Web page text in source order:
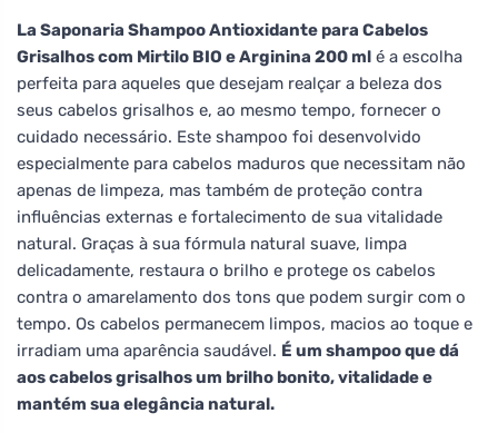
La Saponaria Shampoo Antioxidante para Cabelos
Grisalhos com Mirtilo BIO e Arginina 200 ml é a escolha
perfeita para aqueles que desejam realçar a beleza dos
seus cabelos grisalhos e, ao mesmo tempo, fornecer o
cuidado necessário. Este shampoo foi desenvolvido
especialmente para cabelos maduros que necessitam não
apenas de limpeza, mas também de proteção contra
influências externas e fortalecimento de sua vitalidade
natural. Graças à sua fórmula natural suave, limpa
delicadamente, restaura o brilho e protege os cabelos
contra o amarelamento dos tons que podem surgir com o
tempo. Os cabelos permanecem limpos, macios ao toque e
irradiam uma aparência saudável. É um shampoo que dá
aos cabelos grisalhos um brilho bonito, vitalidade e
mantém sua elegância natural.